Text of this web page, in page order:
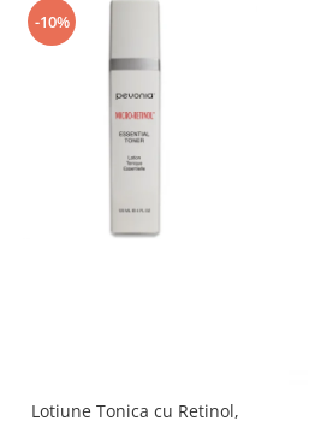
-10%
Lotiune Tonica cu Retinol,